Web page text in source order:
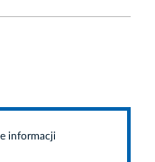
informacji